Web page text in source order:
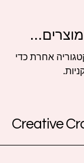
מוצרים...
אחרת כדי
Creative